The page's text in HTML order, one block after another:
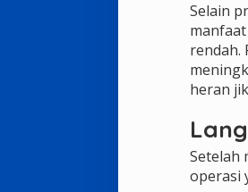
Selain
rendah.
heran
Setelah
operasi